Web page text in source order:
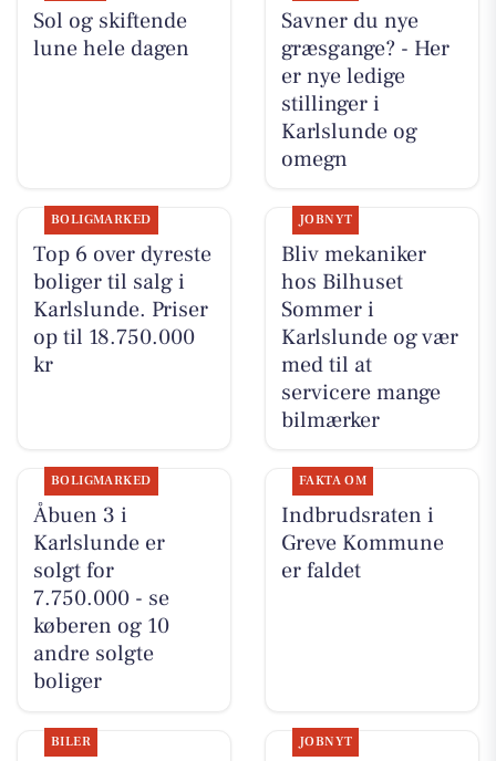
Sol og skiftende
lune hele dagen
Savner du nye
græsgange? - Her
er nye ledige
stillinger i
Karlslunde og
omegn
BOLIGMARKED
Top 6 over dyreste
boliger til salg i
Karlslunde. Priser
op til 18.750.000
kr
JOBNYT
Bliv mekaniker
hos Bilhuset
Sommer i
Karlslunde og vær
med til at
servicere mange
bilmærker
BOLIGMARKED
Åbuen 3 i
Karlslunde er
solgt for
7.750.000 - se
køberen og 10
andre solgte
boliger
FAKTA OM
Indbrudsraten i
Greve Kommune
er faldet
BILER JOBNYT